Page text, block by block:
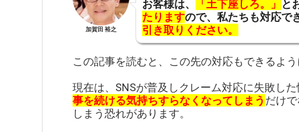
加賀田 裕之
お客様は、 「土下座しろ。」 と
たりますので、私たちも対応で
引き取りください。
この記事を読むと、この先の対応もできるよ
現在は、SNSが普及しクレーム対応に失敗し
事を続ける気持ちすらなくなってしまう だけ
しまう恐れがあります。